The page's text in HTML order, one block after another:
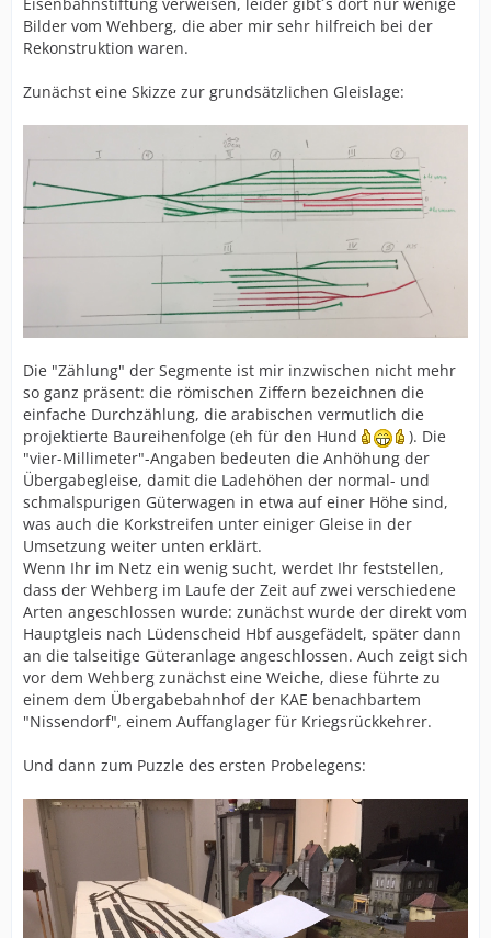
Bilder vom Wehberg, die aber mir sehr hilfreich bei der
Rekonstruktion waren.
Zunächst eine Skizze zur grundsätzlichen Gleislage:
Die "Zählung" der Segmente ist mir inzwischen nicht mehr
so ganz präsent: die römischen Ziffern bezeichnen die
einfache Durchzählung, die arabischen vermutlich die
projektierte Baureihenfolge (eh für den Hund
). Die
"vier-Millimeter"-Angaben bedeuten die Anhöhung der
Übergabegleise, damit die Ladehöhen der normal- und
schmalspurigen Güterwagen in etwa auf einer Höhe sind,
was auch die Korkstreifen unter einiger Gleise in der
Umsetzung weiter unten erklärt.
Wenn Ihr im Netz ein wenig sucht, werdet Ihr feststellen,
dass der Wehberg im Laufe der Zeit auf zwei verschiedene
Arten angeschlossen wurde: zunächst wurde der direkt vom
Hauptgleis nach Lüdenscheid Hbf ausgefädelt, später dann
an die talseitige Güteranlage angeschlossen. Auch zeigt sich
vor dem Wehberg zunächst eine Weiche, diese führte zu
einem dem Übergabebahnhof der KAE benachbartem
"Nissendorf", einem Auffanglager für Kriegsrückkehrer.
Und dann zum Puzzle des ersten Probelegens: